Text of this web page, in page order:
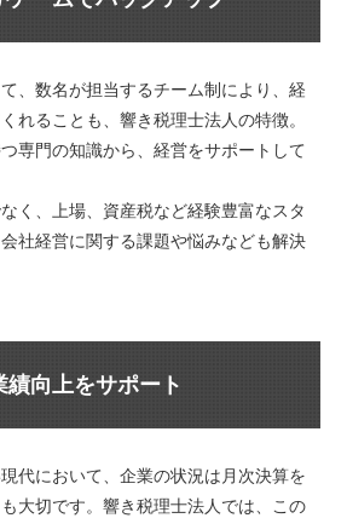
、数名が担当するチーム制により、経
れることも、響き税理士法人の特徴。
専門の知識から、経営をサポートして
く、上場、資産税など経験豊富なスタ
社経営に関する課題や悩みなども解決
績向上をサポート
代において、企業の状況は月次決算を
大切です。響き税理士法人では、この